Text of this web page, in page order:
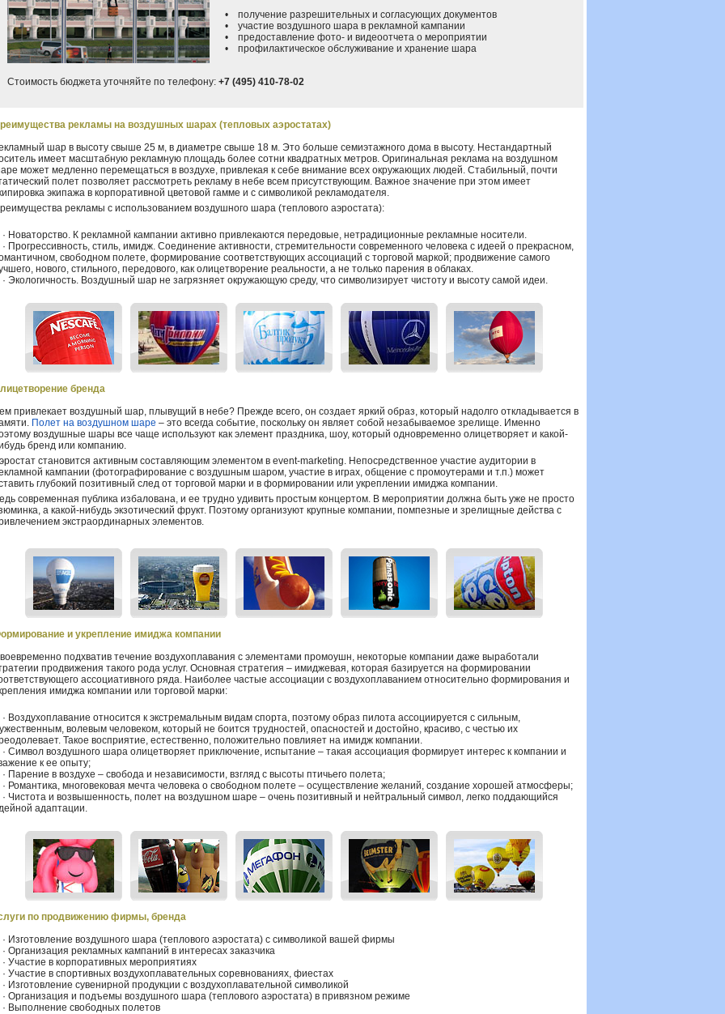
• получение разрешительных и согласующих документов
• участие воздушного шара в рекламной кампании
• предоставление фото- и видеоотчета о мероприятии
• профилактическое обслуживание и хранение шара
Стоимость бюджета уточняйте по телефону: +7 (495) 410-78-02
рекламы на воздушных шарах (тепловых аэростатах)
шар в высоту свыше 25 м, в диаметре свыше 18 м. Это больше семиэтажного дома в высоту. Нестандартный
имеет масштабную рекламную площадь более сотни квадратных метров. Оригинальная реклама на воздушном
может медленно перемещаться в воздухе, привлекая к себе внимание всех окружающих людей. Стабильный, почти
полет позволяет рассмотреть рекламу в небе всем присутствующим. Важное значение при этом имеет
экипажа в корпоративной цветовой гамме и с символикой рекламодателя.
рекламы с использованием воздушного шара (теплового аэростата):
Новаторство. К рекламной кампании активно привлекаются передовые, нетрадиционные рекламные носители.
Прогрессивность, стиль, имидж. Соединение активности, стремительности современного человека с идеей о прекрасном,
свободном полете, формирование соответствующих ассоциаций с торговой маркой; продвижение самого
нового, стильного, передового, как олицетворение реальности, а не только парения в облаках.
Экологичность. Воздушный шар не загрязняет окружающую среду, что символизирует чистоту и высоту самой идеи.
бренда
привлекает воздушный шар, плывущий в небе? Прежде всего, он создает яркий образ, который надолго откладывается в
Полет на воздушном шаре – это всегда событие, поскольку он являет собой незабываемое зрелище. Именно
воздушные шары все чаще используют как элемент праздника, шоу, который одновременно олицетворяет и какой-
бренд или компанию.
становится активным составляющим элементом в event-marketing. Непосредственное участие аудитории в
кампании (фотографирование с воздушным шаром, участие в играх, общение с промоутерами и т.п.) может
глубокий позитивный след от торговой марки и в формировании или укреплении имиджа компании.
современная публика избалована, и ее трудно удивить простым концертом. В мероприятии должна быть уже не просто
а какой-нибудь экзотический фрукт. Поэтому организуют крупные компании, помпезные и зрелищные действа с
экстраординарных элементов.
и укрепление имиджа компании
подхватив течение воздухоплавания с элементами промоушн, некоторые компании даже выработали
продвижения такого рода услуг. Основная стратегия – имиджевая, которая базируется на формировании
ассоциативного ряда. Наиболее частые ассоциации с воздухоплаванием относительно формирования и
имиджа компании или торговой марки:
Воздухоплавание относится к экстремальным видам спорта, поэтому образ пилота ассоциируется с сильным,
волевым человеком, который не боится трудностей, опасностей и достойно, красиво, с честью их
Такое восприятие, естественно, положительно повлияет на имидж компании.
Символ воздушного шара олицетворяет приключение, испытание – такая ассоциация формирует интерес к компании и
к ее опыту;
Парение в воздухе – свобода и независимости, взгляд с высоты птичьего полета;
Романтика, многовековая мечта человека о свободном полете – осуществление желаний, создание хорошей атмосферы;
Чистота и возвышенность, полет на воздушном шаре – очень позитивный и нейтральный символ, легко поддающийся
адаптации.
по продвижению фирмы, бренда
Изготовление воздушного шара (теплового аэростата) с символикой вашей фирмы
Организация рекламных кампаний в интересах заказчика
Участие в корпоративных мероприятиях
Участие в спортивных воздухоплавательных соревнованиях, фиестах
Изготовление сувенирной продукции с воздухоплавательной символикой
Организация и подъемы воздушного шара (теплового аэростата) в привязном режиме
Выполнение свободных полетов